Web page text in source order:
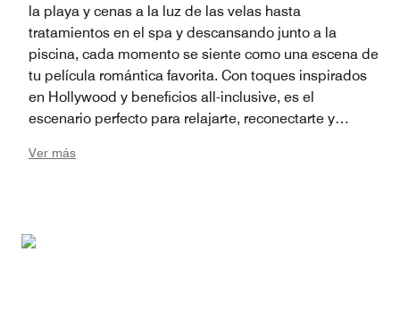
la playa y cenas a la luz de las velas hasta
tratamientos en el spa y descansando junto a la
piscina, cada momento se siente como una escena de
tu película romántica favorita. Con toques inspirados
en Hollywood y beneficios all-inclusive, es el
escenario perfecto para relajarte, reconectarte y
Ver más